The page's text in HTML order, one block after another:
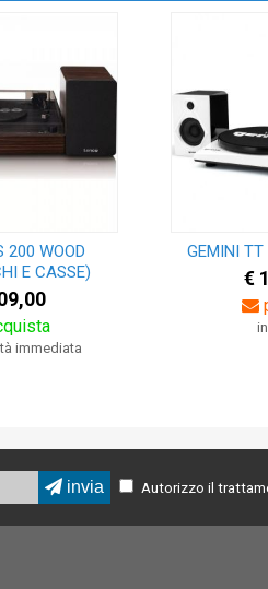
200 WOOD
E CASSE)
immediata
GEMINI
€
invia Autorizzo il